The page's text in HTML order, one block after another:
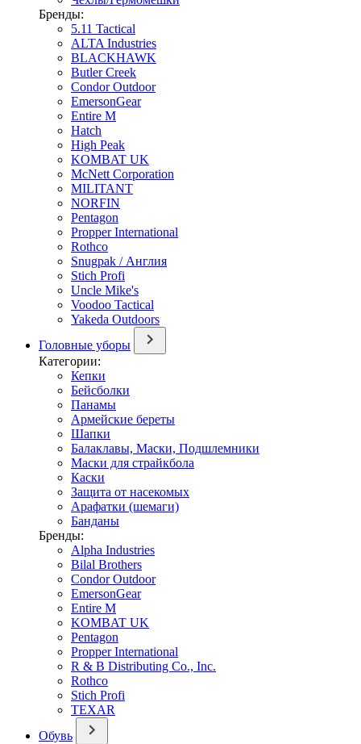
Бренды:
5.11 Tactical
ALTA Industries
BLACKHAWK
Butler Creek
Condor Outdoor
EmersonGear
Entire M
Hatch
High Peak
KOMBAT UK
McNett Corporation
MILITANT
NORFIN
Pentagon
Propper International
Rothco
Snugpak / Англия
Stich Profi
Uncle Mike's
Voodoo Tactical
Yakeda Outdoors
Головные уборы
Категории:
Кепки
Бейсболки
Панамы
Армейские береты
Шапки
Балаклавы, Маски, Подшлемники
Маски для страйкбола
Каски
Защита от насекомых
Арафатки (шемаги)
Банданы
Бренды:
Alpha Industries
Bilal Brothers
Condor Outdoor
EmersonGear
Entire M
KOMBAT UK
Pentagon
Propper International
R & B Distributing Co., Inc.
Rothco
Stich Profi
TEXAR
Обувь